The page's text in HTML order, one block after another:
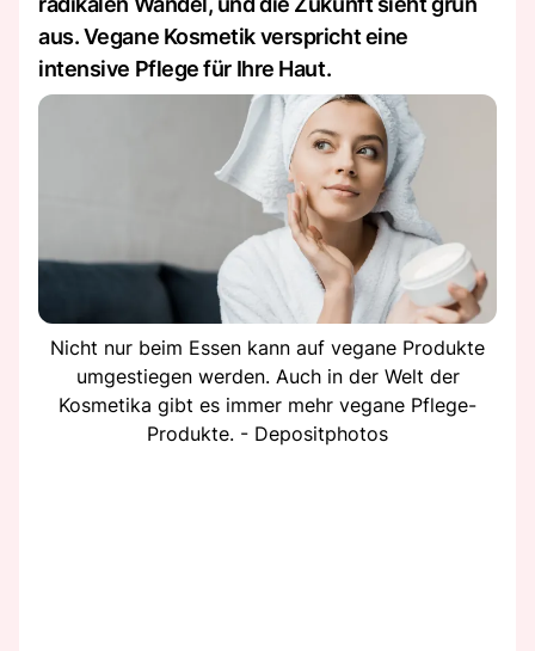
aus. Vegane Kosmetik verspricht eine
intensive Pflege für Ihre Haut.
Nicht nur beim Essen kann auf vegane Produkte
umgestiegen werden. Auch in der Welt der
Kosmetika gibt es immer mehr vegane Pflege-
Produkte. - Depositphotos